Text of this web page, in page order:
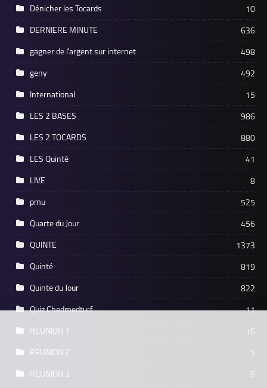
Dénicher les Tocards
10
DERNIERE MINUTE
636
gagner de l'argent sur internet
498
geny
492
International
15
LES 2 BASES
986
LES 2 TOCARDS
880
LES Quinté
41
LIVE
8
pmu
525
Quarte du Jour
456
QUINTE
1373
Quinté
819
Quinte du Jour
822
Quiz Chedmedturf
11
REUNION 1
16
REUNION 2
1
REUNION 3
6